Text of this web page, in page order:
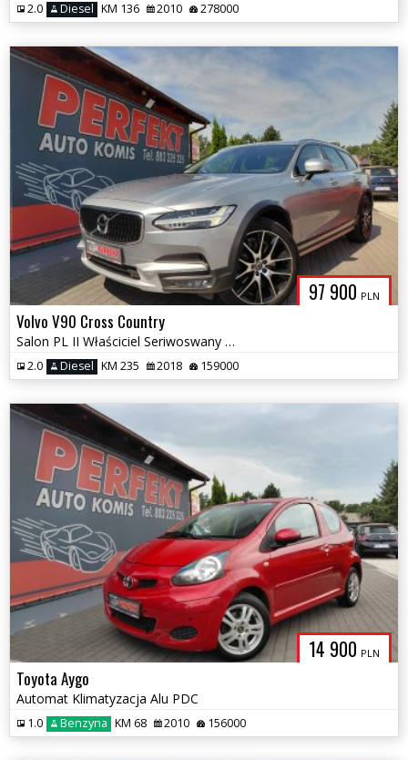
2.0 Diesel KM 136 2010 278000
97 900 PLN
Volvo V90 Cross Country
Salon PL II Właściciel Seriwoswany Bezwypadkowy
2.0 Diesel KM 235 2018 159000
14 900 PLN
Toyota Aygo
Automat Klimatyzacja Alu PDC
1.0 Benzyna KM 68 2010 156000